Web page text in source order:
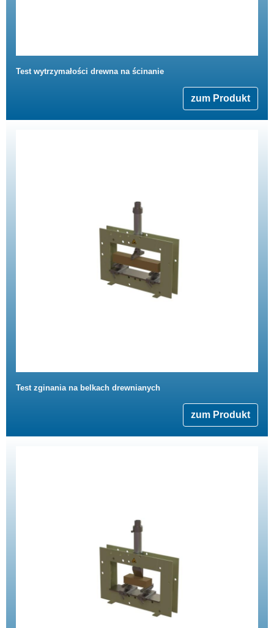
Test wytrzymałości drewna na ścinanie
zum Produkt
Test zginania na belkach drewnianych
zum Produkt